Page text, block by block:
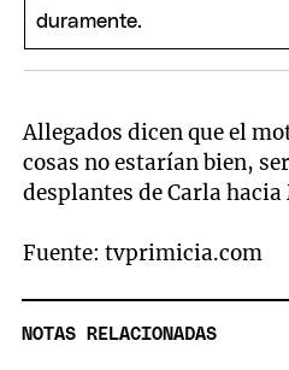
Allegados dicen que el
cosas no estarían bien,
desplantes de Carla hacia
Fuente: tvprimicia.com
NOTAS RELACIONADAS